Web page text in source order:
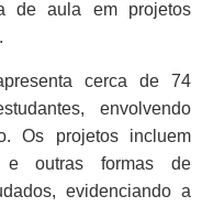
de aula em projetos
cerca de 74
envolvendo
Os projetos incluem
e outras formas de
evidenciando a